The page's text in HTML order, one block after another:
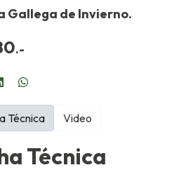
Gallega de Invierno.
.-
Técnica
Técnica Video